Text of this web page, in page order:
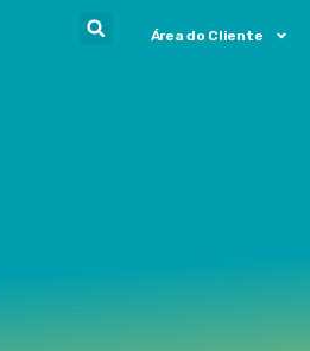
Área do Cliente